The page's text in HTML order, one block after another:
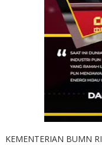
KEMENTERIAN BUMN RI